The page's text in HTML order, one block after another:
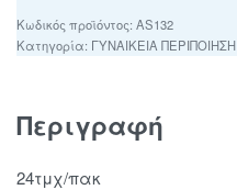
AS132
Κατηγορία: ΓΥΝΑΙΚΕΙΑ ΠΕΡΙΠΟΙΗΣΗ
Περιγραφή
24τμχ/πακ